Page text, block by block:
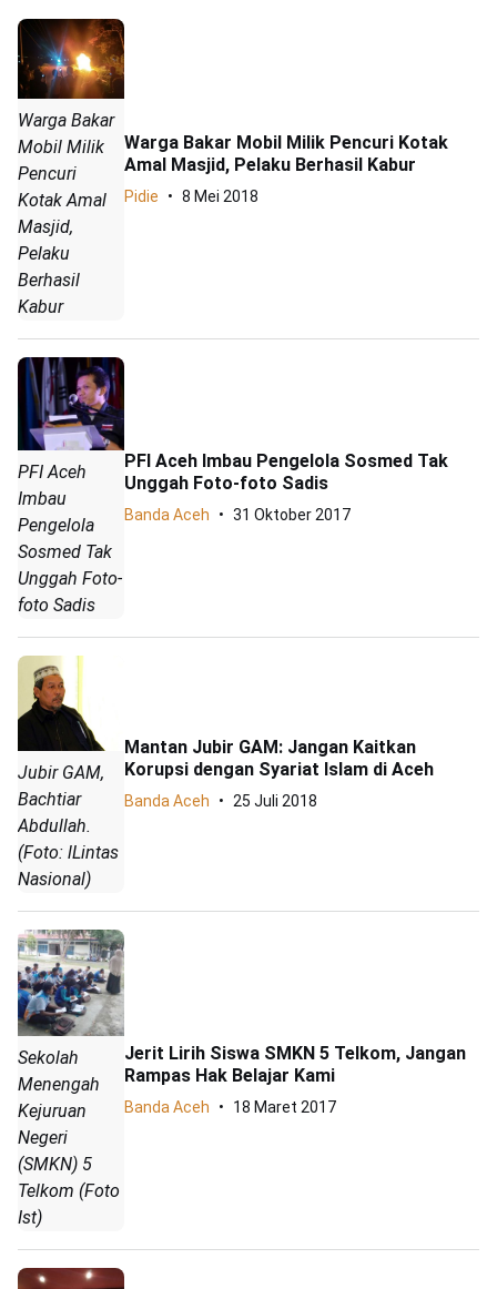
Warga Bakar
Mobil Milik
Pencuri
Kotak Amal
Masjid,
Pelaku
Berhasil
Kabur
Warga Bakar Mobil Milik Pencuri Kotak
Amal Masjid, Pelaku Berhasil Kabur
Pidie 8 Mei 2018
PFI Aceh
Imbau
Pengelola
Sosmed Tak
Unggah Foto-
foto Sadis
PFI Aceh Imbau Pengelola Sosmed Tak
Unggah Foto-foto Sadis
Banda Aceh 31 Oktober 2017
Jubir GAM,
Bachtiar
Abdullah.
(Foto: lLintas
Nasional)
Mantan Jubir GAM: Jangan Kaitkan
Korupsi dengan Syariat Islam di Aceh
Banda Aceh 25 Juli 2018
Sekolah
Menengah
Kejuruan
Negeri
(SMKN) 5
Telkom (Foto
Ist)
Jerit Lirih Siswa SMKN 5 Telkom, Jangan
Rampas Hak Belajar Kami
Banda Aceh 18 Maret 2017